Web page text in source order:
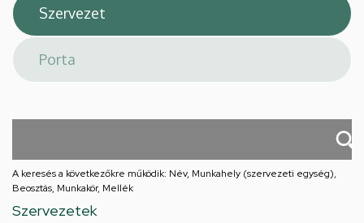
A keresés a következőkre működik: Név, Munkahely (szervezeti egység),
Beosztás, Munkakör, Mellék
Szervezetek